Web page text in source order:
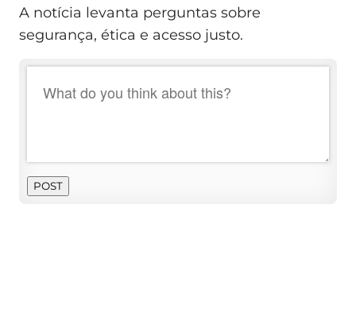
A notícia levanta perguntas sobre
segurança, ética e acesso justo.
POST